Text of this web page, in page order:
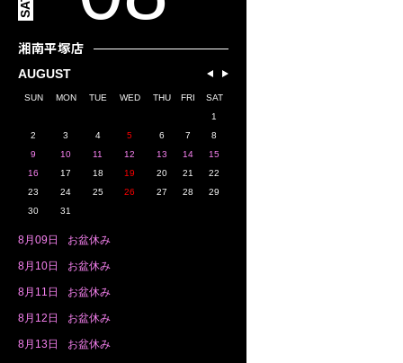
湘南平塚店
AUGUST
SUN MON TUE WED THU FRI
SAT
1
2
3 4 5 6 7
8
9
10 11 12 13 14
15
16
17 18 19 20 21
22
23
24 25 26 27 28
29
30
31
8月 09日 お盆休み
8月 10日 お盆休み
8月 11日 お盆休み
8月 12日 お盆休み
8月 13日 お盆休み